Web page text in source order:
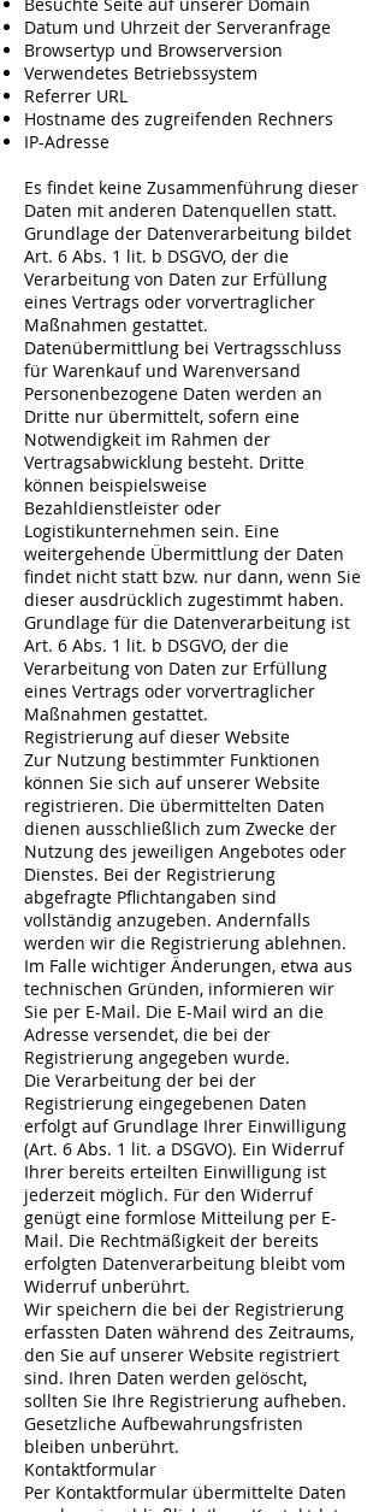
Datum und Uhrzeit der Serveranfrage
Browsertyp und Browserversion
Verwendetes Betriebssystem
Referrer URL
Hostname des zugreifenden Rechners
IP-Adresse
Es findet keine Zusammenführung dieser
Daten mit anderen Datenquellen statt.
Grundlage der Datenverarbeitung bildet
Art. 6 Abs. 1 lit. b DSGVO, der die
Verarbeitung von Daten zur Erfüllung
eines Vertrags oder vorvertraglicher
Maßnahmen gestattet.
Datenübermittlung bei Vertragsschluss
für Warenkauf und Warenversand
Personenbezogene Daten werden an
Dritte nur übermittelt, sofern eine
Notwendigkeit im Rahmen der
Vertragsabwicklung besteht. Dritte
können beispielsweise
Bezahldienstleister oder
Logistikunternehmen sein. Eine
weitergehende Übermittlung der Daten
findet nicht statt bzw. nur dann, wenn Sie
dieser ausdrücklich zugestimmt haben.
Grundlage für die Datenverarbeitung ist
Art. 6 Abs. 1 lit. b DSGVO, der die
Verarbeitung von Daten zur Erfüllung
eines Vertrags oder vorvertraglicher
Maßnahmen gestattet.
Registrierung auf dieser Website
Zur Nutzung bestimmter Funktionen
können Sie sich auf unserer Website
registrieren. Die übermittelten Daten
dienen ausschließlich zum Zwecke der
Nutzung des jeweiligen Angebotes oder
Dienstes. Bei der Registrierung
abgefragte Pflichtangaben sind
vollständig anzugeben. Andernfalls
werden wir die Registrierung ablehnen.
Im Falle wichtiger Änderungen, etwa aus
technischen Gründen, informieren wir
Sie per E-Mail. Die E-Mail wird an die
Adresse versendet, die bei der
Registrierung angegeben wurde.
Die Verarbeitung der bei der
Registrierung eingegebenen Daten
erfolgt auf Grundlage Ihrer Einwilligung
(Art. 6 Abs. 1 lit. a DSGVO). Ein Widerruf
Ihrer bereits erteilten Einwilligung ist
jederzeit möglich. Für den Widerruf
genügt eine formlose Mitteilung per E-
Mail. Die Rechtmäßigkeit der bereits
erfolgten Datenverarbeitung bleibt vom
Widerruf unberührt.
Wir speichern die bei der Registrierung
erfassten Daten während des Zeitraums,
den Sie auf unserer Website registriert
sind. Ihren Daten werden gelöscht,
sollten Sie Ihre Registrierung aufheben.
Gesetzliche Aufbewahrungsfristen
bleiben unberührt.
Kontaktformular
Per Kontaktformular übermittelte Daten